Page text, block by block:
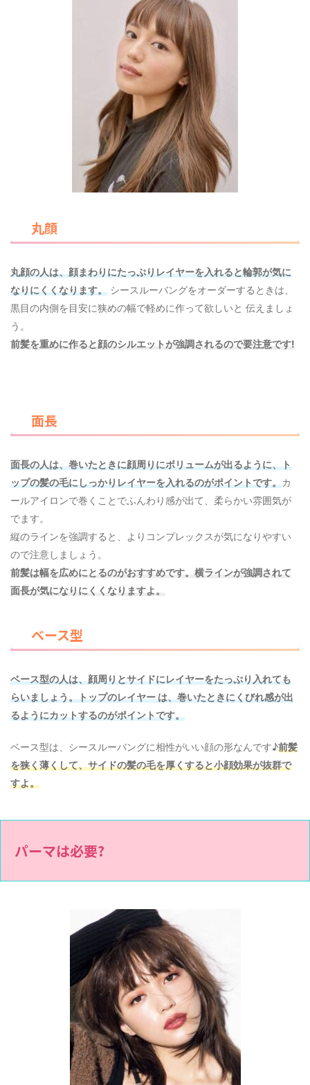
丸顔
丸顔の人は、顔まわりにたっぷりレイヤーを入れると輪郭が気に
なりにくくなります。 シースルーバングをオーダーするときは、
黒目の内側を目安に狭めの幅で軽めに作って欲しいと 伝えましょ
う。
前髪を重めに作ると顔のシルエットが強調されるので要注意です!
面長
面長の人は、巻いたときに顔周りにボリュームが出るように、ト
ップの髪の毛にしっかりレイヤーを入れるのがポイントです。カ
ールアイロンで巻くことでふんわり感が出て、柔らかい雰囲気が
でます。
縦のラインを強調すると、よりコンプレックスが気になりやすい
ので注意しましょう。
前髪は幅を広めにとるのがおすすめです。横ラインが強調されて
面長が気になりにくくなりますよ。
ベース型
ベース型の人は、顔周りとサイドにレイヤーをたっぷり入れても
らいましょう。トップのレイヤー は、巻いたときにくびれ感が出
るようにカットするのがポイントです。
ベース型は、シースルーバングに相性がいい顔の形なんです♪前髪
を狭く薄くして、サイドの髪の毛を厚くすると小顔効果が抜群で
すよ。
パーマは必要?